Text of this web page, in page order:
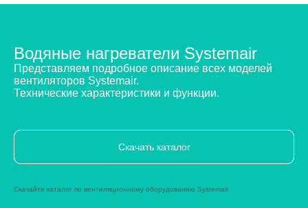
Водяные нагреватели Systemair
Представляем подробное описание всех моделей
вентиляторов Systemair.
Технические характеристики и функции.
Скачать каталог
Скачайте каталог по вентиляционному оборудованию Systemair